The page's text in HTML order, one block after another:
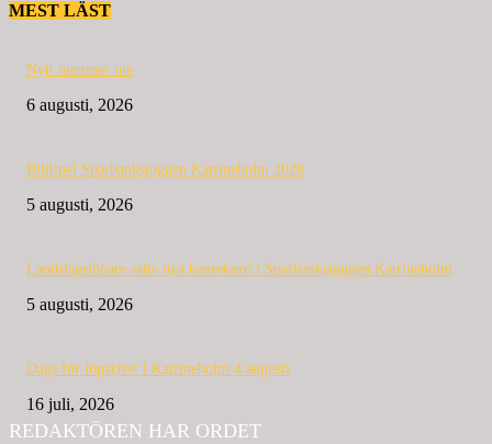
MEST LÄST
Nytt nummer ute
6 augusti, 2026
Bildspel Sparbanksjoggen Katrineholm 2026
5 augusti, 2026
Landslagslöpare satte nya banrekord i Sparbanksjoggen Katrineholm
5 augusti, 2026
Dags för löparfest i Katrineholm 4 augusti
16 juli, 2026
REDAKTÖREN HAR ORDET